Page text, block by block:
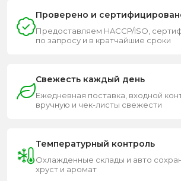
Проверено и
Предоставляем HACCP/ISO,
по запросу и в кратчайшие сроки
Свежесть каждый день
Ежедневная поставка, входной
вручную и чек-листы свежести
Температурный контроль
Охлажденные склады и авто
хруст и аромат